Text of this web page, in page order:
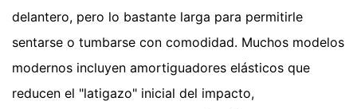
delantero, pero lo bastante larga para permitirle
sentarse o tumbarse con comodidad. Muchos modelos
modernos incluyen amortiguadores elásticos que
reducen el "latigazo" inicial del impacto,